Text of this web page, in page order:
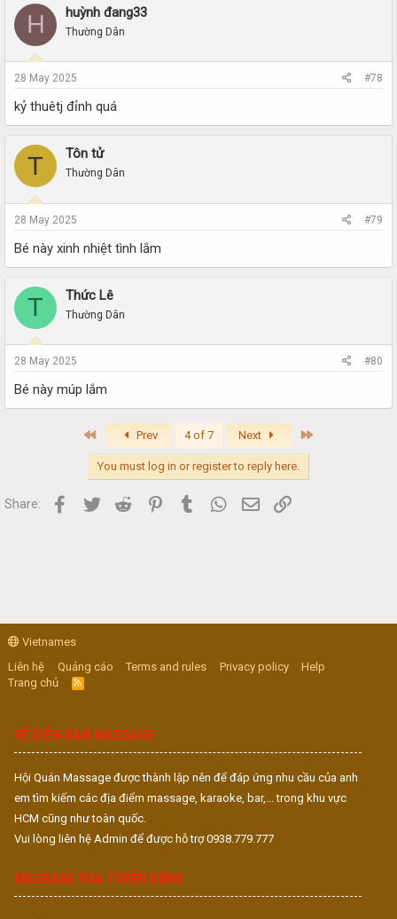
H huỳnh đang33
Thường Dân
28 May 2025 #78
kỷ thuêtj đỉnh quá
T Tôn tử
Thường Dân
28 May 2025 #79
Bé này xinh nhiệt tình lắm
T Thức Lê
Thường Dân
28 May 2025 #80
Bé này múp lắm
First Prev 4 of 7 Next
You must log in or register to reply here.
Share: Facebook
Twitter Reddit PinterestTumblr WhatsApp
Email
Vietnames
Liên hệ
Quảng cáo Terms and rules Privacy policy
Help
Trang chủ
R
S
VỀ DIỄN ĐÀN MASSAGE
Hội Quán Massage được thành lập nên để đáp ứng nhu cầu của anh
em tìm kiếm các địa điểm massage, karaoke, bar,... trong khu vực
HCM cũng như toàn quốc.
Vui lòng liên hệ Admin để được hỗ trợ 0938.779.777
MASSAGE VUA TUYỂN DỤNG